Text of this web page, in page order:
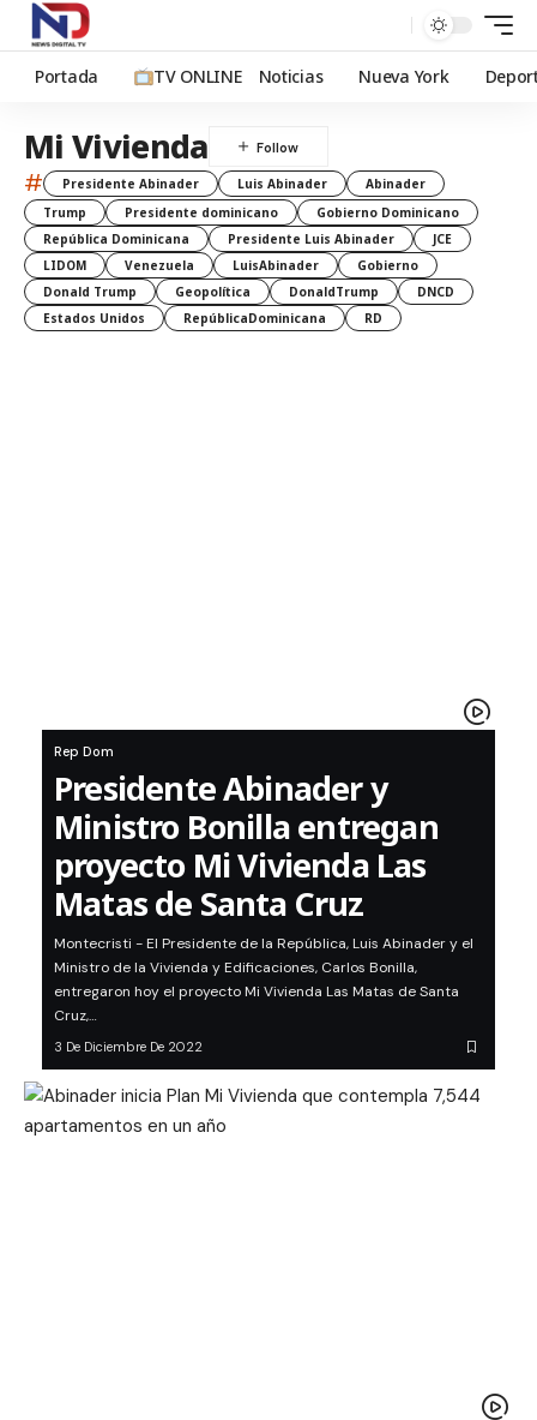
Portada TV ONLINE Noticias Nueva York
Mi Vivienda
# Presidente Abinader Luis Abinader
Abinader
Trump
Presidente dominicano
Gobierno Dominicano
República Dominicana
Presidente Luis Abinader
JCE
LIDOM
Venezuela LuisAbinader
Gobierno
Donald Trump
Geopolítica DonaldTrump
DNCD
Estados Unidos
RepúblicaDominicana RD
Rep Dom
Presidente Abinader y
Ministro Bonilla entregan
proyecto Mi Vivienda Las
Matas de Santa Cruz
Montecristi - El Presidente de la República, Luis Abinader y el
Ministro de la Vivienda y Edificaciones, Carlos Bonilla,
entregaron hoy el proyecto Mi Vivienda Las Matas de Santa
Cruz,…
3 De Diciembre De 2022